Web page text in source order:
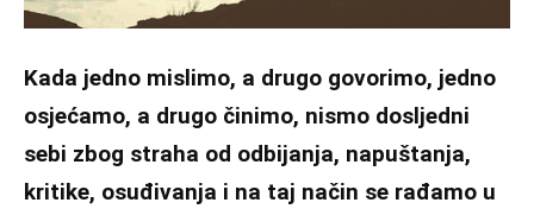
Kada jedno mislimo, a drugo govorimo, jedno
osjećamo, a drugo činimo, nismo dosljedni
sebi zbog straha od odbijanja, napuštanja,
kritike, osuđivanja i na taj način se rađamo u